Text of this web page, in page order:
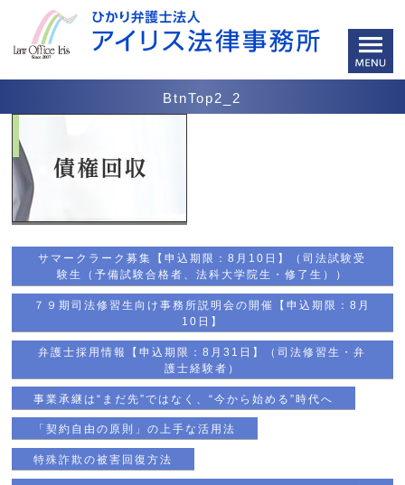
BtnTop2_2
サマークラーク募集【申込期限：8月10日】（司法試験受
験生（予備試験合格者、法科大学院生・修了生））
７９期司法修習生向け事務所説明会の開催【申込期限：8月
10日】
弁護士採用情報【申込期限：8月31日】（司法修習生・弁
護士経験者）
事業承継は“まだ先”ではなく、“今から始める”時代へ
「契約自由の原則」の上手な活用法
特殊詐欺の被害回復方法